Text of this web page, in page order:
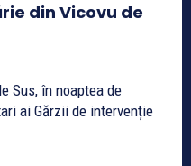
din Vicovu de
Sus, în noaptea de